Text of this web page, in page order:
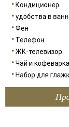
Кондиционер
удобства в
Фен
Телефон
ЖК-телевизор
Чай и кофеварка
Набор для